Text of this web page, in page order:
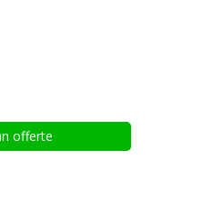
offerte